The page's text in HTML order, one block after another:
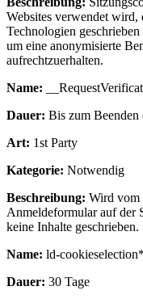
Websites verwendet
Technologien
um eine anonymisierte
aufrechtzuerhalten.
Name:
Dauer: Bis zum Beenden
Art: 1st Party
Kategorie: Notwendig
Beschreibung: Wird vom
Anmeldeformular auf der
keine Inhalte geschrieben.
Name: ld-
Dauer: 30 Tage